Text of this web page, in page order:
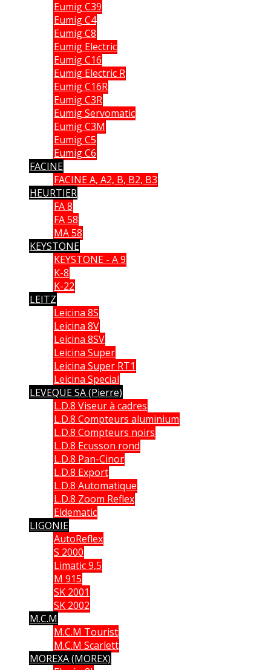
Eumig C39
Eumig C4
Eumig C8
Eumig Electric
Eumig C16
Eumig Electric R
Eumig C16R
Eumig C3R
Eumig Servomatic
Eumig C3M
Eumig C5
Eumig C6
FACINE
FACINE A, A2, B, B2, B3
HEURTIER
FA 8
FA 58
MA 58
KEYSTONE
KEYSTONE - A 9
K-8
K-22
LEITZ
Leicina 8S
Leicina 8V
Leicina 8SV
Leicina Super
Leicina Super RT1
Leicina Special
LEVEQUE SA (Pierre)
L.D.8 Viseur à cadres
L.D.8 Compteurs aluminium
L.D.8 Compteurs noirs
L.D.8 Ecusson rond
L.D.8 Pan-Cinor
L.D.8 Export
L.D.8 Automatique
L.D.8 Zoom Reflex
Eldematic
LIGONIE
AutoReflex
S 2000
Limatic 9,5
M 915
SK 2001
SK 2002
M.C.M
M.C.M Tourist
M.C.M Scarlett
MOREXA (MOREX)